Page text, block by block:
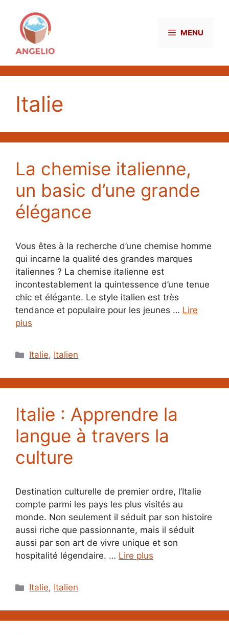
contenu
MENU
Italie
La chemise italienne,
un basic d’une grande
élégance
Vous êtes à la recherche d’une chemise homme
qui incarne la qualité des grandes marques
italiennes ? La chemise italienne est
incontestablement la quintessence d’une tenue
chic et élégante. Le style italien est très
tendance et populaire pour les jeunes … Lire
plus
Catégories
Italie, Italien
Italie : Apprendre la
langue à travers la
culture
Destination culturelle de premier ordre, l’Italie
compte parmi les pays les plus visités au
monde. Non seulement il séduit par son histoire
aussi riche que passionnante, mais il séduit
aussi par son art de vivre unique et son
hospitalité légendaire. … Lire plus
Catégories
Italie, Italien